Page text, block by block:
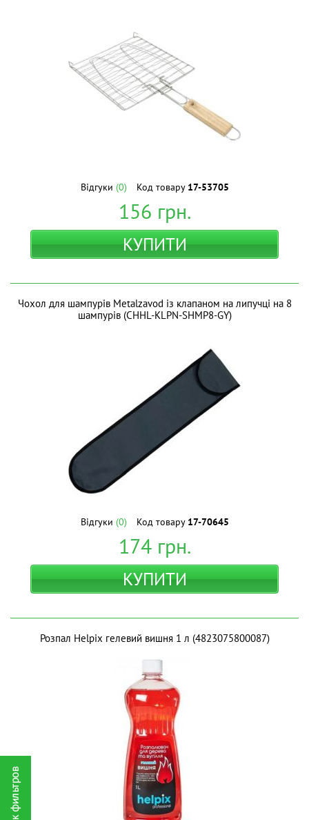
Відгуки (0) Код товару 17-53705
156 грн.
КУПИТИ
Чохол для шампурів Metalzavod із клапаном на липучці на 8
шампурів (CHHL-KLPN-SHMP8-GY)
Відгуки (0) Код товару 17-70645
174грн.
КУПИТИ
Розпал Helpix гелевий вишня 1 л (4823075800087)